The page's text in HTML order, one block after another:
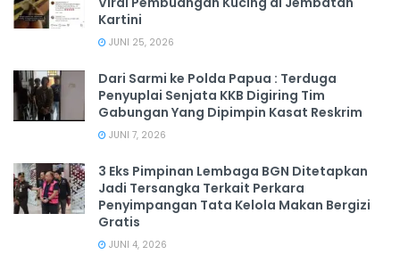
Kartini
JUNI 25, 2026
Dari Sarmi ke Polda Papua : Terduga
Penyuplai Senjata KKB Digiring Tim
Gabungan Yang Dipimpin Kasat Reskrim
JUNI 7, 2026
3 Eks Pimpinan Lembaga BGN Ditetapkan
Jadi Tersangka Terkait Perkara
Penyimpangan Tata Kelola Makan Bergizi
Gratis
JUNI 4, 2026